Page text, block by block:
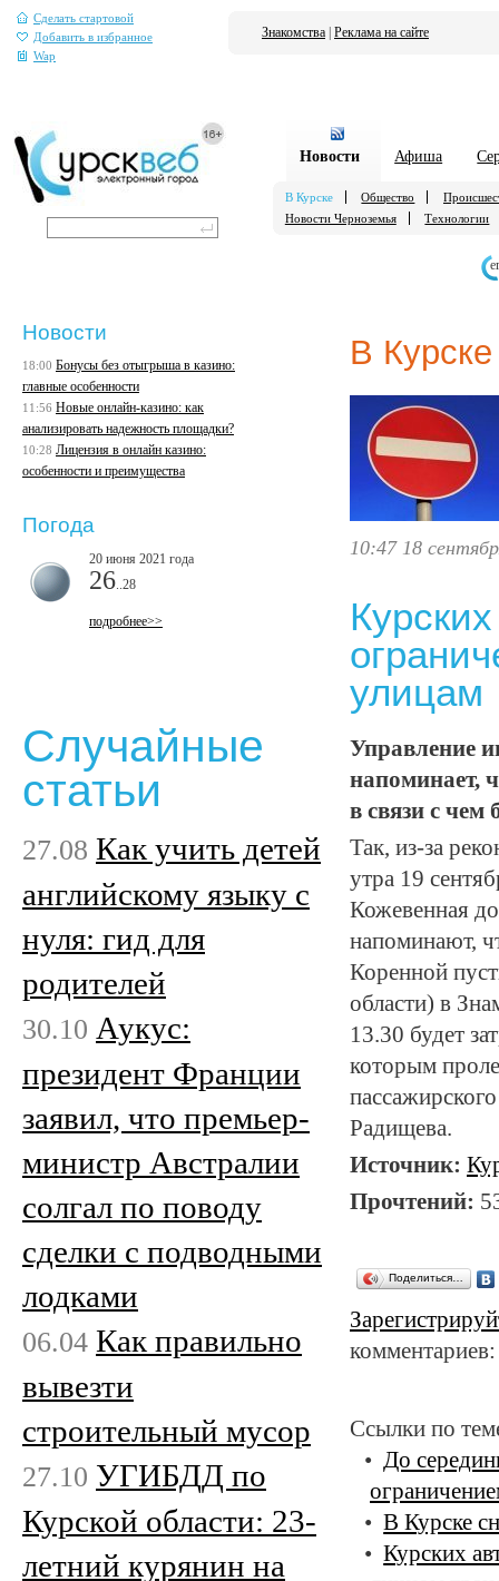
Сделать стартовой
Добавить в избранное
Wap
Знакомства Реклама на сайте
Новости Афиша
В Курске Общество
Новости Черноземья
Технологии
В Курске
10:47 18
улицам
Управление
напоминает,
в связи с
Так, из-за
утра 19
Кожевенная
напоминают,
Коренной
области) в
13.30 будет
которым
Радищева.
Источник:
Прочтений:
Поделиться…
Ссылки по
До
В Курске
Курских
Новости
18:00 Бонусы без отыгрыша в казино:
главные особенности
11:56 Новые онлайн-казино: как
анализировать надежность площадки?
10:28 Лицензия в онлайн казино:
особенности и преимущества
Погода
20 июня 2021 года
26 ..28
подробнее>>
Случайные
статьи
27.08 Как учить детей
английскому языку с
нуля: гид для
родителей
30.10 Аукус:
президент Франции
заявил, что премьер-
министр Австралии
солгал по поводу
сделки с подводными
лодками
06.04 Как правильно
вывезти
строительный мусор
27.10 УГИБДД по
Курской области: 23-
летний курянин на